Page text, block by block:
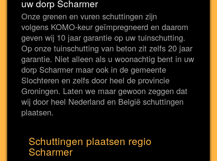
uw dorp Scharmer
Onze grenen en vuren schuttingen zijn
volgens KOMO-keur geïmpregneerd en daarom
geven wij 10 jaar garantie op uw tuinschutting.
Op onze tuinschutting van beton zit zelfs 20 jaar
garantie. Niet alleen als u woonachtig bent in uw
dorp Scharmer maar ook in de gemeente
Slochteren en zelfs door heel de provincie
Groningen. Laten we maar gewoon zeggen dat
wij door heel Nederland en België schuttingen
plaatsen.
Schuttingen plaatsen regio
Scharmer